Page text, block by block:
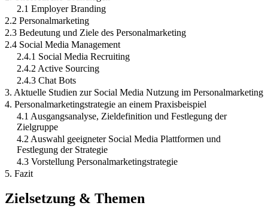
2.1 Employer Branding
2.2 Personalmarketing
2.3 Bedeutung und Ziele des Personalmarketing
2.4 Social Media Management
2.4.1 Social Media Recruiting
2.4.2 Active Sourcing
2.4.3 Chat Bots
3. Aktuelle Studien zur Social Media Nutzung im Personalmarketing
4. Personalmarketingstrategie an einem Praxisbeispiel
4.1 Ausgangsanalyse, Zieldefinition und Festlegung der
Zielgruppe
4.2 Auswahl geeigneter Social Media Plattformen und
Festlegung der Strategie
4.3 Vorstellung Personalmarketingstrategie
5. Fazit
Zielsetzung & Themen